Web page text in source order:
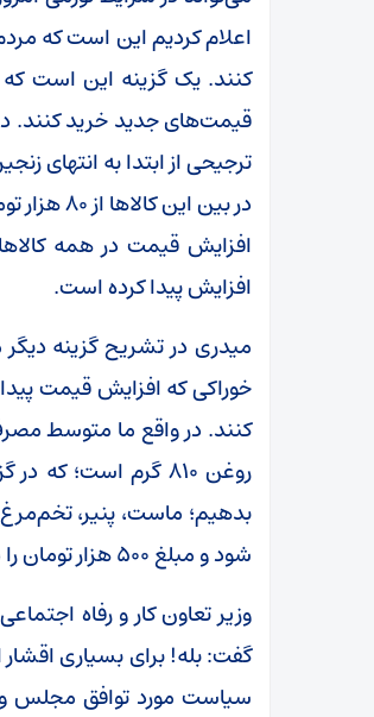
کنند. یک گزینه این است که
قیمت‌های جدید خرید کنند. در
ترجیحی از ابتدا به انتهای
افزایش قیمت در همه
افزایش پیدا کرده است.
میدری در تشریح گزینه دیگر
کنند. در واقع ما متوسط
بدهیم؛ ماست، پنیر،
شود و مبلغ ۵۰۰ هزار تومان را دریافت کنند.
وزیر تعاون کار و رفاه
گفت: بله! برای بسیاری
سیاست مورد توافق مجلس و